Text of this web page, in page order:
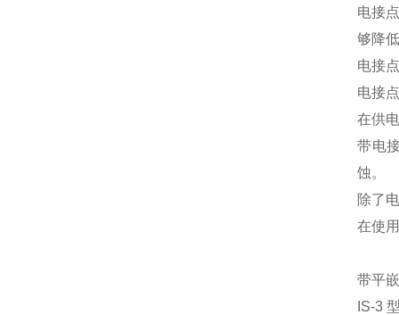
电接
够降
电接
电接
在供
带电
蚀。
除了
在使
带平
IS-3